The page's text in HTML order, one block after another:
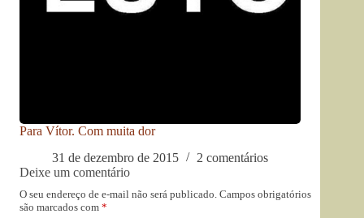
Para Vítor. Com muita dor
31 de dezembro de 2015
2 comentários
Deixe um comentário
O seu endereço de e-mail não será publicado. Campos obrigatórios
são marcados com *